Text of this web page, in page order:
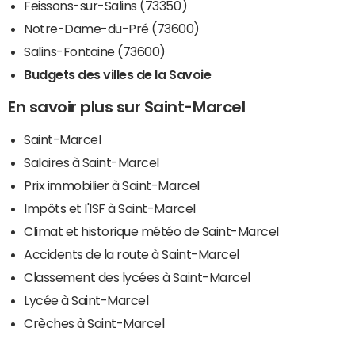
Feissons-sur-Salins (73350)
Notre-Dame-du-Pré (73600)
Salins-Fontaine (73600)
Budgets des villes de la Savoie
En savoir plus sur Saint-Marcel
Saint-Marcel
Salaires à Saint-Marcel
Prix immobilier à Saint-Marcel
Impôts et l'ISF à Saint-Marcel
Climat et historique météo de Saint-Marcel
Accidents de la route à Saint-Marcel
Classement des lycées à Saint-Marcel
Lycée à Saint-Marcel
Crèches à Saint-Marcel